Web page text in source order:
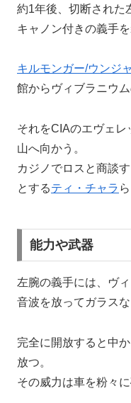
約1年後、切断された
キャノン付きの義手を
キルモンガー/ウンジ
館からヴィブラニウ
それをCIAのエヴェ
山へ向かう。
カジノでロスと商談
とするティ・チャラ
能力や武器
左腕の義手には、ヴ
音波を放ってガラス
完全に開放すると中
放つ。
その威力は車を粉々に